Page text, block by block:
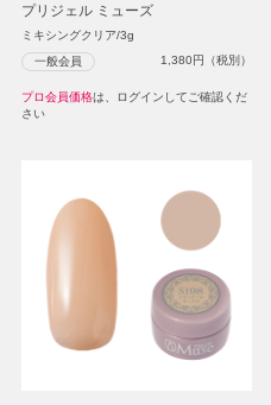
プリジェル ミューズ
ミキシングクリア/3g
一般会員 1,380円（税別）
プロ会員価格は、ログインしてご確認くだ
さい